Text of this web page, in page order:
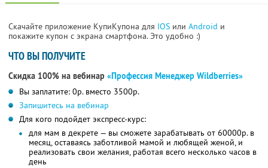
Скачайте приложение КупиКупона для IOS или Android и
покажите купон с экрана смартфона. Это удобно :)
ЧТО ВЫ ПОЛУЧИТЕ
Скидка 100% на вебинар «Профессия Менеджер Wildberries»
Вы заплатите: 0р. вместо 3500р.
Запишитесь на вебинар
Для кого подойдет экспресс-курс:
для мам в декрете — вы сможете зарабатывать от 60000р. в
месяц, оставаясь заботливой мамой и любящей женой, и
реализовать свои желания, работая всего несколько часов в
день